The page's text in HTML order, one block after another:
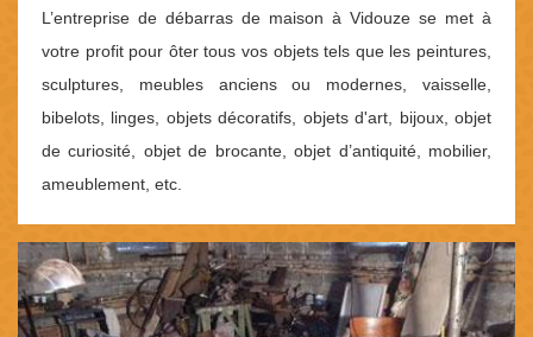
L’entreprise de débarras de maison à Vidouze se met à
votre profit pour ôter tous vos objets tels que les peintures,
sculptures, meubles anciens ou modernes, vaisselle,
bibelots, linges, objets décoratifs, objets d'art, bijoux, objet
de curiosité, objet de brocante, objet d’antiquité, mobilier,
ameublement, etc.